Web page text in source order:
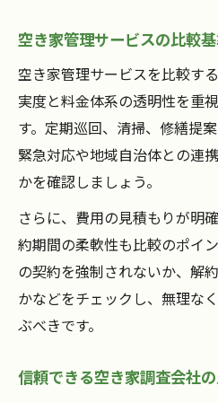
業務委託と空き家管
説
空き家調査求人や副
る
空き家活用株式会社
業務委託先の空き家
ト
自治体による空き家調
空き家調査自治体の
紹介
自治体と空き家調査
う
空き家管理サービスの比較
空き家管理サービスを比較す
実度と料金体系の透明性を重
す。定期巡回、清掃、修繕提
緊急対応や地域自治体との連
かを確認しましょう。
さらに、費用の見積もりが明
約期間の柔軟性も比較のポイ
の契約を強制されないか、解
かなどをチェックし、無理な
ぶべきです。
信頼できる空き家調査会社